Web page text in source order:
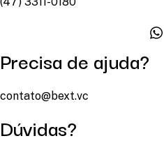
Precisa de ajuda?
contato@bext.vc
Dúvidas?